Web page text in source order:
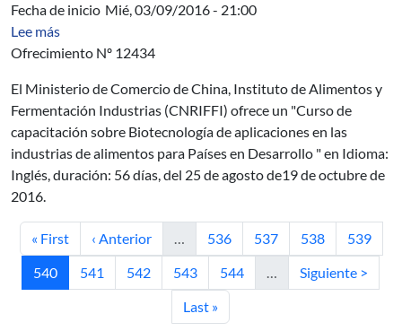
Fecha de inicio Mié, 03/09/2016 - 21:00
Lee mássobre AUCI - Curso de capacitación sobre
Ofrecimiento Nº 12434
El Ministerio de Comercio de China, Instituto de Alimentos y
Fermentación Industrias (CNRIFFI) ofrece un "Curso de
capacitación sobre Biotecnología de aplicaciones en las
industrias de alimentos para Países en Desarrollo " en Idioma:
Inglés, duración: 56 días, del 25 de agosto de19 de octubre de
2016.
Primera página
« First Página anterior
‹ Anterior … Página
536 Página
537 Página
538 Página
539
Página actual
540 Página
541 Página
542 Página
543 Página
544 … Siguiente página
Siguiente >
Última página
Last »